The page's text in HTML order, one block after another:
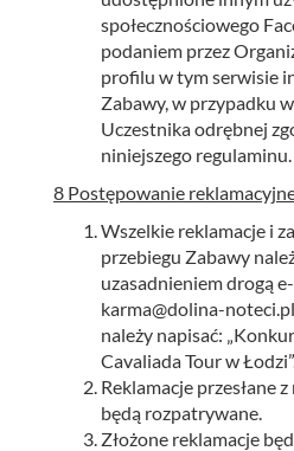
społecznościowego
podaniem przez
profilu w tym serwisie
Zabawy, w przypadku
Uczestnika odrębnej
niniejszego regulaminu.
8 Postępowanie
Wszelkie reklamacje i
przebiegu Zabawy
uzasadnieniem drogą
karma@dolina-
należy napisać:
Cavaliada Tour w
Reklamacje przesłane
będą rozpatrywane.
Złożone reklamacje